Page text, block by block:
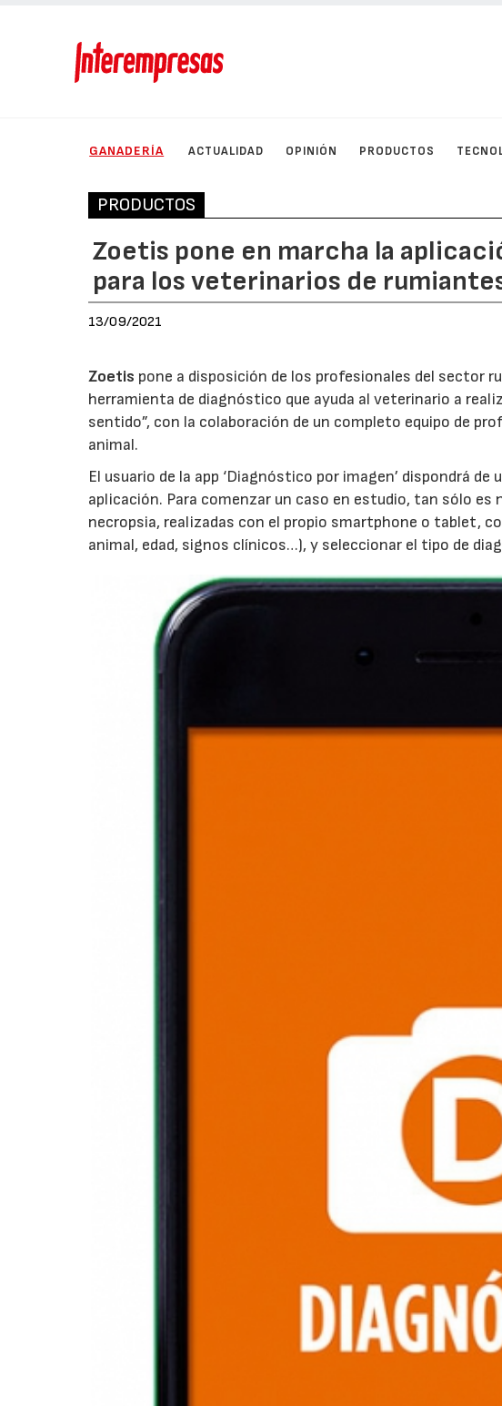
GANADERÍA ACTUALIDAD OPINIÓN PRODUCTOS
PRODUCTOS
Zoetis pone en marcha la
para los veterinarios de
13/09/2021
Zoetis pone a disposición de los profesionales del sector
herramienta de diagnóstico que ayuda al veterinario a
sentido”, con la colaboración de un completo equipo de
animal.
El usuario de la app ‘Diagnóstico por imagen’ dispondrá
aplicación. Para comenzar un caso en estudio, tan sólo
necropsia, realizadas con el propio smartphone o tablet,
animal, edad, signos clínicos…), y seleccionar el tipo de